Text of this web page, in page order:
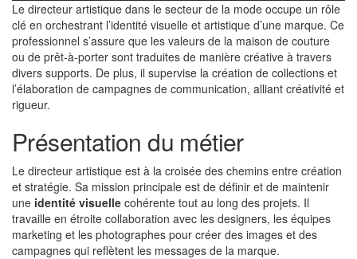
Le directeur artistique dans le secteur de la mode occupe un rôle
clé en orchestrant l’identité visuelle et artistique d’une marque. Ce
professionnel s’assure que les valeurs de la maison de couture
ou de prêt-à-porter sont traduites de manière créative à travers
divers supports. De plus, il supervise la création de collections et
l’élaboration de campagnes de communication, alliant créativité et
rigueur.
Présentation du métier
Le directeur artistique est à la croisée des chemins entre création
et stratégie. Sa mission principale est de définir et de maintenir
une identité visuelle cohérente tout au long des projets. Il
travaille en étroite collaboration avec les designers, les équipes
marketing et les photographes pour créer des images et des
campagnes qui reflètent les messages de la marque.